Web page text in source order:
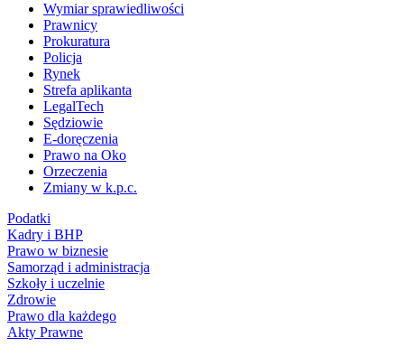
Wymiar sprawiedliwości
Prawnicy
Prokuratura
Policja
Rynek
Strefa aplikanta
LegalTech
Sędziowie
E-doręczenia
Prawo na Oko
Orzeczenia
Zmiany w k.p.c.
Podatki
Kadry i BHP
Prawo w biznesie
Samorząd i administracja
Szkoły i uczelnie
Zdrowie
Prawo dla każdego
Akty Prawne